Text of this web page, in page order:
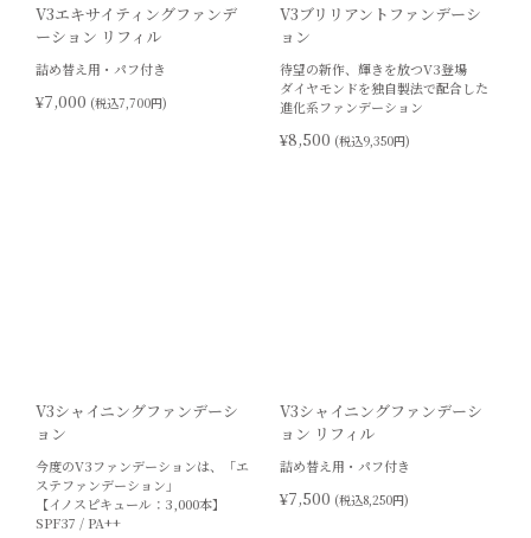
V3エキサイティングファンデ
ーション リフィル
詰め替え用・パフ付き
¥7,000 (税込7,700円)
V3ブリリアントファンデーシ
ョン
待望の新作、輝きを放つV3登場
ダイヤモンドを独自製法で配合した
進化系ファンデーション
¥8,500 (税込9,350円)
V3シャイニングファンデーシ
ョン
今度のV3ファンデーションは、「エ
ステファンデーション」
【イノスピキュール：3,000本】
SPF37 / PA++
V3シャイニングファンデーシ
ョン リフィル
詰め替え用・パフ付き
¥7,500 (税込8,250円)